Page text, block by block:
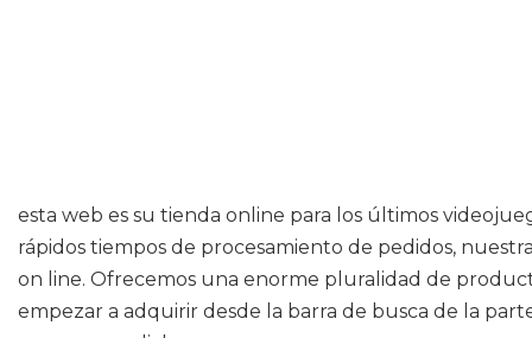
esta web es su tienda online para los últimos
rápidos tiempos de procesamiento de pedidos,
on line. Ofrecemos una enorme pluralidad de
empezar a adquirir desde la barra de busca de la